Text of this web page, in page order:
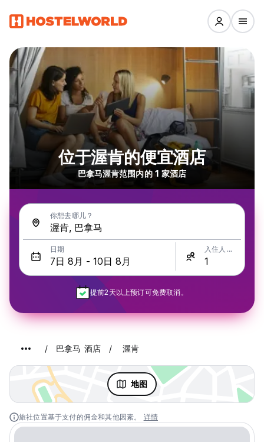
位于渥肯的便宜酒店
巴拿马渥肯范围内的 1 家酒店
你想去哪儿？
日期 入住人数
提前2天以上预订可免费取消。
巴拿马 酒店 渥肯
地图
旅社位置基于支付的佣金和其他因素。 详情